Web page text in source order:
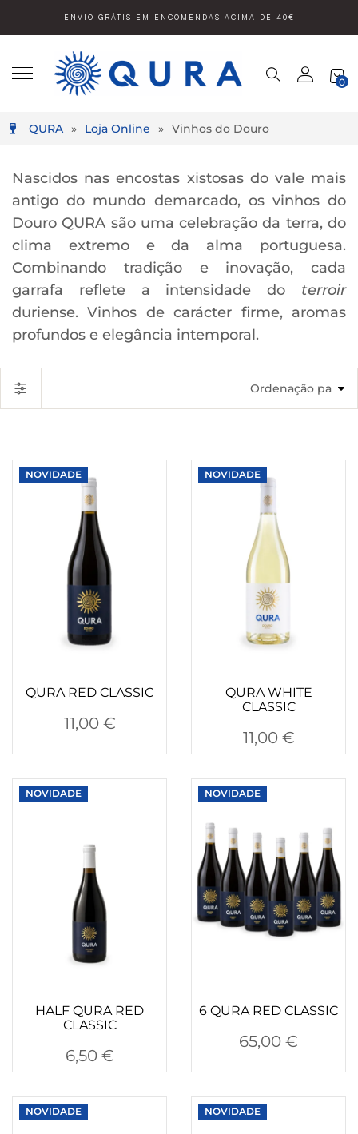
ENVIO GRÁTIS EM ENCOMENDAS ACIMA DE 40€
0
QURA » Loja Online » Vinhos do Douro
Nascidos nas encostas xistosas do vale mais
antigo do mundo demarcado, os vinhos do
Douro QURA são uma celebração da terra, do
clima extremo e da alma portuguesa.
Combinando tradição e inovação, cada
garrafa reflete a intensidade do terroir
duriense. Vinhos de carácter firme, aromas
profundos e elegância intemporal.
NOVIDADE
QURA RED CLASSIC
11,00 €
NOVIDADE
QURA WHITE
CLASSIC
11,00 €
NOVIDADE
HALF QURA RED
CLASSIC
6,50 €
NOVIDADE
6 QURA RED CLASSIC
65,00 €
NOVIDADE NOVIDADE